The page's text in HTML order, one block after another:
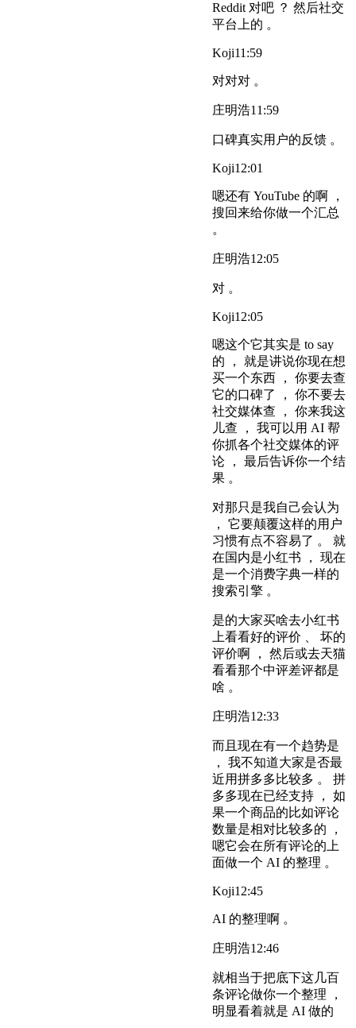
Reddit 对吧 ？ 然后社交
平台上的 。
Koji11:59
对对对 。
庄明浩11:59
口碑真实用户的反馈 。
Koji12:01
嗯还有 YouTube 的啊 ，
搜回来给你做一个汇总
。
庄明浩12:05
对 。
Koji12:05
嗯这个它其实是 to say
的 ， 就是讲说你现在想
买一个东西 ， 你要去查
它的口碑了 ， 你不要去
社交媒体查 ， 你来我这
儿查 ， 我可以用 AI 帮
你抓各个社交媒体的评
论 ， 最后告诉你一个结
果 。
对那只是我自己会认为
， 它要颠覆这样的用户
习惯有点不容易了 。 就
在国内是小红书 ， 现在
是一个消费字典一样的
搜索引擎 。
是的大家买啥去小红书
上看看好的评价 、 坏的
评价啊 ， 然后或去天猫
看看那个中评差评都是
啥 。
庄明浩12:33
而且现在有一个趋势是
， 我不知道大家是否最
近用拼多多比较多 。 拼
多多现在已经支持 ， 如
果一个商品的比如评论
数量是相对比较多的 ，
嗯它会在所有评论的上
面做一个 AI 的整理 。
Koji12:45
AI 的整理啊 。
庄明浩12:46
就相当于把底下这几百
条评论做你一个整理 ，
明显看着就是 AI 做的